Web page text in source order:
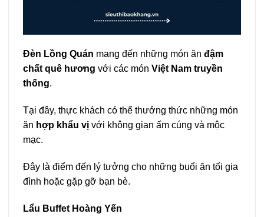
Đèn Lồng Quán mang đến những món ăn đậm
chất quê hương với các món Việt Nam truyền
thống.
Tại đây, thực khách có thể thưởng thức những món
ăn hợp khẩu vị với không gian ấm cúng và mộc
mạc.
Đây là điểm đến lý tưởng cho những buổi ăn tối gia
đình hoặc gặp gỡ bạn bè.
Lẩu Buffet Hoàng Yến